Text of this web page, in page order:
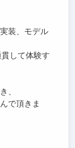
装、モデル
して体験す
、
で頂きま